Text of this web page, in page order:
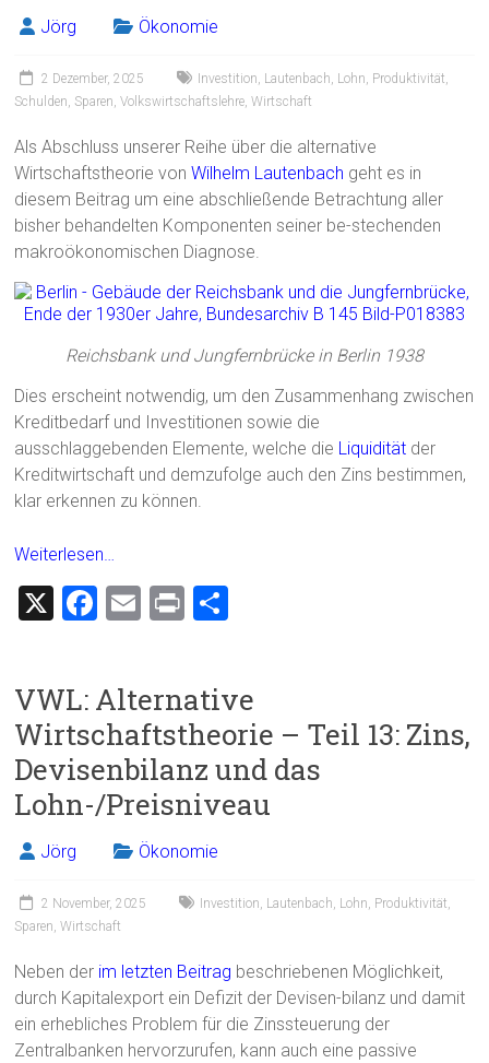
Jörg Ökonomie
2 Dezember, 2025 Investition, Lautenbach, Lohn, Produktivität,
Schulden, Sparen,Volkswirtschaftslehre,Wirtschaft
Als Abschluss unserer Reihe über die alternative
Wirtschaftstheorie vonWilhelm Lautenbach geht es in
diesem Beitrag um eine abschließende Betrachtung aller
bisher behandelten Komponenten seiner be-stechenden
makroökonomischen Diagnose.
Reichsbank und Jungfernbrücke in Berlin 1938
Dies erscheint notwendig, um den Zusammenhang zwischen
Kreditbedarf und Investitionen sowie die
ausschlaggebenden Elemente, welche die Liquidität der
Kreditwirtschaft und demzufolge auch den Zins bestimmen,
klar erkennen zu können.
Weiterlesen…
X
F
b
o
ok
E
l
Pr
n
VWL: Alternative
Wirtschaftstheorie – Teil 13: Zins,
Devisenbilanz und das
Lohn-/Preisniveau
Jörg Ökonomie
2 November, 2025 Investition, Lautenbach, Lohn, Produktivität,
Sparen,Wirtschaft
Neben der im letzten Beitrag beschriebenen Möglichkeit,
durch Kapitalexport ein Defizit der Devisen-bilanz und damit
ein erhebliches Problem für die Zinssteuerung der
Zentralbanken hervorzurufen, kann auch eine passive